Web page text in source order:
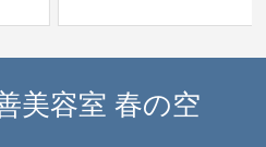
美容室 春の空